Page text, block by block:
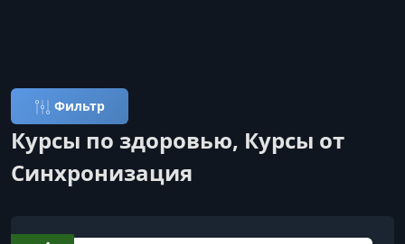
Фильтр
Курсы по здоровью, Курсы от
Синхронизация